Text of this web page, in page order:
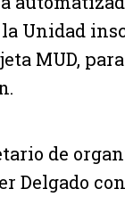
Unidad
MUD,
de
Delgado